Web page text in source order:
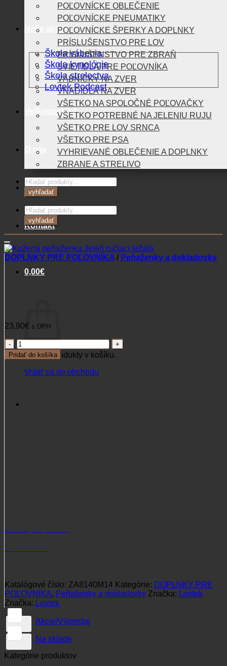
Naše aktivity
Škola vábenia
Škola kynológie
Škola strelectva
Lovtek Podcast
Veľkoobchod
O nás
Blog
Kontakt
0,00€
Žiadne produkty v košíku.
Vrátiť sa do obchodu
POĽOVNÍCKE OBLEČENIE
POĽOVNÍCKE PNEUMATIKY
POĽOVNÍCKE ŠPERKY A DOPLNKY
PRÍSLUŠENSTVO PRE LOV
PRÍSLUŠENSTVO PRE ZBRAŇ
SVIETIDLÁ PRE POĽOVNÍKA
VÁBNIČKY NA ZVER
VNADIDLÁ NA ZVER
VŠETKO NA SPOLOČNÉ POĽOVAČKY
VŠETKO POTREBNÉ NA JELENIU RUJU
VŠETKO PRE LOV SRNCA
VŠETKO PRE PSA
VYHRIEVANÉ OBLEČENIE A DOPLNKY
ZBRANE A STRELIVO
Products
search
vyhľadať
Products
search
vyhľadať
DOPLNKY PRE POĽOVNÍKA / Peňaženky a dokladovky
23,90€ s DPH
množstvo
Kožená
peňaženka
Jeleň
Pridať do košíka
Katalógové číslo: ZA8140M14 Kategórie: DOPLNKY PRE
POĽOVNÍKA, Peňaženky a dokladovky Značka: Lovtek
Značka: Lovtek
Akcie/Výpredaj
Na sklade
Kategórie produktov